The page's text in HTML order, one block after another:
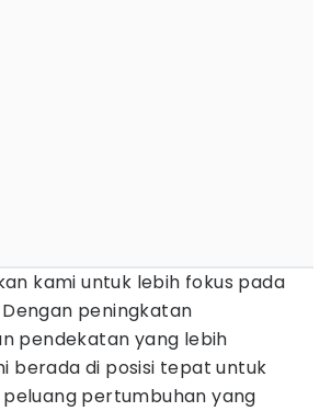
kami untuk lebih fokus pada
peningkatan
pendekatan yang lebih
berada di posisi tepat untuk
pertumbuhan yang